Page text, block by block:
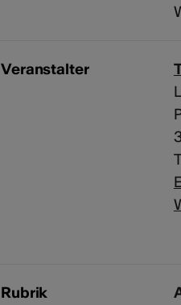
Veranstalter
Rubrik